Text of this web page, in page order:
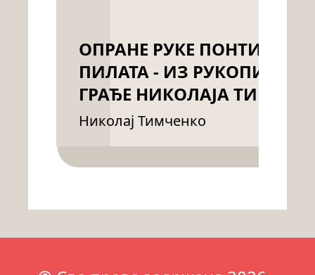
ОПРАНЕ РУКЕ ПОНТИЈА
ПИЛАТА - ИЗ РУКОПИСНЕ
ГРАЂЕ НИКОЛАЈА
Николај Тимченко